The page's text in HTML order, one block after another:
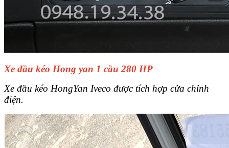
Xe đầu kéo Hong yan 1 cầu 280 HP
Xe đầu kéo HongYan Iveco được tích hợp cửa chỉnh
điện.